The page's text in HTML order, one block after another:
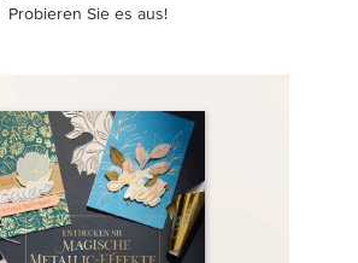
Probieren Sie es aus!